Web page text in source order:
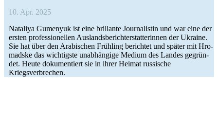
10. Apr. 2025
Nata­liya Gume­nyuk ist eine bril­lante Jour­na­lis­tin und war eine der
ersten pro­fes­sio­nel­len Aus­lands­be­richt­erstat­te­rin­nen der Ukraine.
Sie hat über den Ara­bi­schen Früh­ling berich­tet und später mit Hro­
madske das wich­tigste unab­hän­gige Medium des Landes gegrün­
det. Heute doku­men­tiert sie in ihrer Heimat rus­si­sche
Kriegsverbrechen.